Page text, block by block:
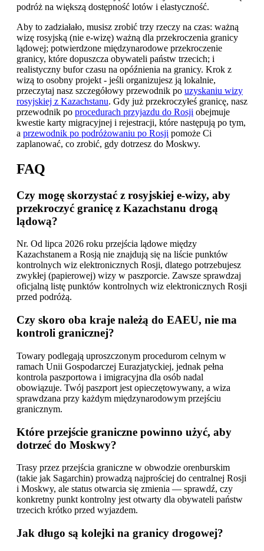
podróż na większą dostępność lotów i elastyczność.
Aby to zadziałało, musisz zrobić trzy rzeczy na czas: ważną
wizę rosyjską (nie e-wizę) ważną dla przekroczenia granicy
lądowej; potwierdzone międzynarodowe przekroczenie
granicy, które dopuszcza obywateli państw trzecich; i
realistyczny bufor czasu na opóźnienia na granicy. Krok z
wizą to osobny projekt - jeśli organizujesz ją lokalnie,
przeczytaj nasz szczegółowy przewodnik po uzyskaniu wizy
rosyjskiej z Kazachstanu. Gdy już przekroczyłeś granicę, nasz
przewodnik po procedurach przyjazdu do Rosji obejmuje
kwestie karty migracyjnej i rejestracji, które następują po tym,
a przewodnik po podróżowaniu po Rosji pomoże Ci
zaplanować, co zrobić, gdy dotrzesz do Moskwy.
FAQ
Czy mogę skorzystać z rosyjskiej e-wizy, aby
przekroczyć granicę z Kazachstanu drogą
lądową?
Nr. Od lipca 2026 roku przejścia lądowe między
Kazachstanem a Rosją nie znajdują się na liście punktów
kontrolnych wiz elektronicznych Rosji, dlatego potrzebujesz
zwykłej (papierowej) wizy w paszporcie. Zawsze sprawdzaj
oficjalną listę punktów kontrolnych wiz elektronicznych Rosji
przed podróżą.
Czy skoro oba kraje należą do EAEU, nie ma
kontroli granicznej?
Towary podlegają uproszczonym procedurom celnym w
ramach Unii Gospodarczej Eurazjatyckiej, jednak pełna
kontrola paszportowa i imigracyjna dla osób nadal
obowiązuje. Twój paszport jest opieczętowywany, a wiza
sprawdzana przy każdym międzynarodowym przejściu
granicznym.
Które przejście graniczne powinno użyć, aby
dotrzeć do Moskwy?
Trasy przez przejścia graniczne w obwodzie orenburskim
(takie jak Sagarchin) prowadzą najprościej do centralnej Rosji
i Moskwy, ale status otwarcia się zmienia — sprawdź, czy
konkretny punkt kontrolny jest otwarty dla obywateli państw
trzecich krótko przed wyjazdem.
Jak długo są kolejki na granicy drogowej?